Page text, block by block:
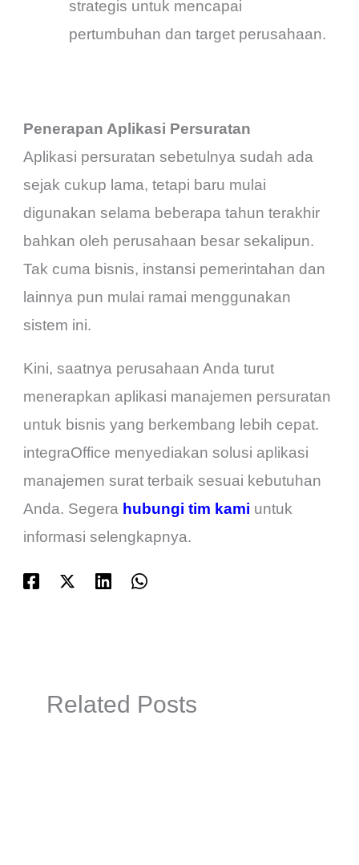
strategis untuk mencapai
pertumbuhan dan target perusahaan.
Penerapan Aplikasi Persuratan
Aplikasi persuratan sebetulnya sudah ada
sejak cukup lama, tetapi baru mulai
digunakan selama beberapa tahun terakhir
bahkan oleh perusahaan besar sekalipun.
Tak cuma bisnis, instansi pemerintahan dan
lainnya pun mulai ramai menggunakan
sistem ini.
Kini, saatnya perusahaan Anda turut
menerapkan aplikasi manajemen persuratan
untuk bisnis yang berkembang lebih cepat.
integraOffice menyediakan solusi aplikasi
manajemen surat terbaik sesuai kebutuhan
Anda. Segera hubungi tim kami untuk
informasi selengkapnya.
Related Posts